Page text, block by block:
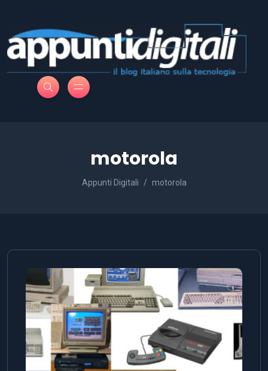
motorola
Appunti Digitali motorola